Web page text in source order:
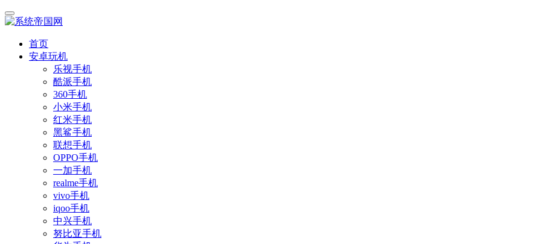
首页
安卓玩机
乐视手机
酷派手机
360手机
小米手机
红米手机
黑鲨手机
联想手机
OPPO手机
一加手机
realme手机
vivo手机
iqoo手机
中兴手机
努比亚手机